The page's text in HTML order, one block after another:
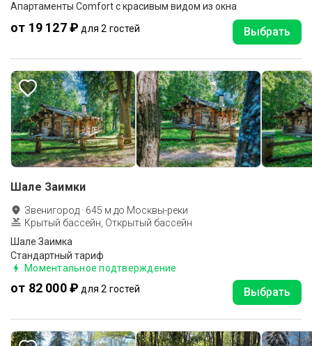
Апартаменты Comfort с красивым видом из окна
от 19 127 ₽ для 2 гостей Выбрать
Шале Заимки
Звенигород · 645 м до Москвы-реки
Крытый бассейн, Открытый бассейн
Шале Заимка
Стандартный тариф
Моментальное подтверждение
от 82 000 ₽ для 2 гостей Выбрать